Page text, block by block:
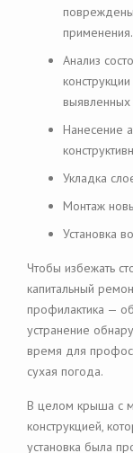
применения.
Анализ
выявленных
Нанесение
Укладка
Монтаж
Установка
Чтобы избежать
капитальный
профилактика —
устранение
время для
сухая погода.
В целом крыша с
конструкцией,
установка была